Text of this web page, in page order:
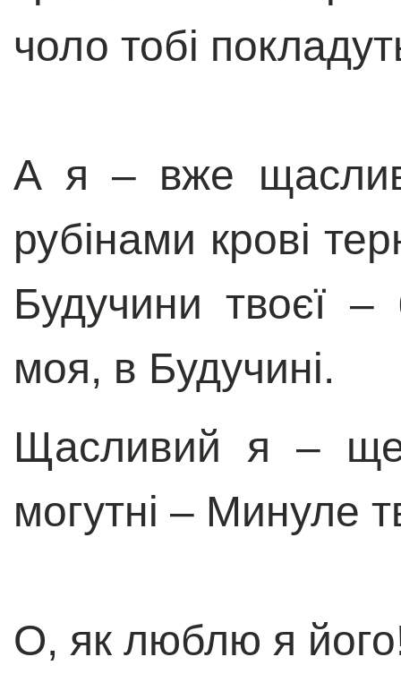
чоло тобі
А я – вже
рубінами крові
Будучини твоєї
моя, в Будучині.
Щасливий я –
могутні – Минуле
О, як люблю я